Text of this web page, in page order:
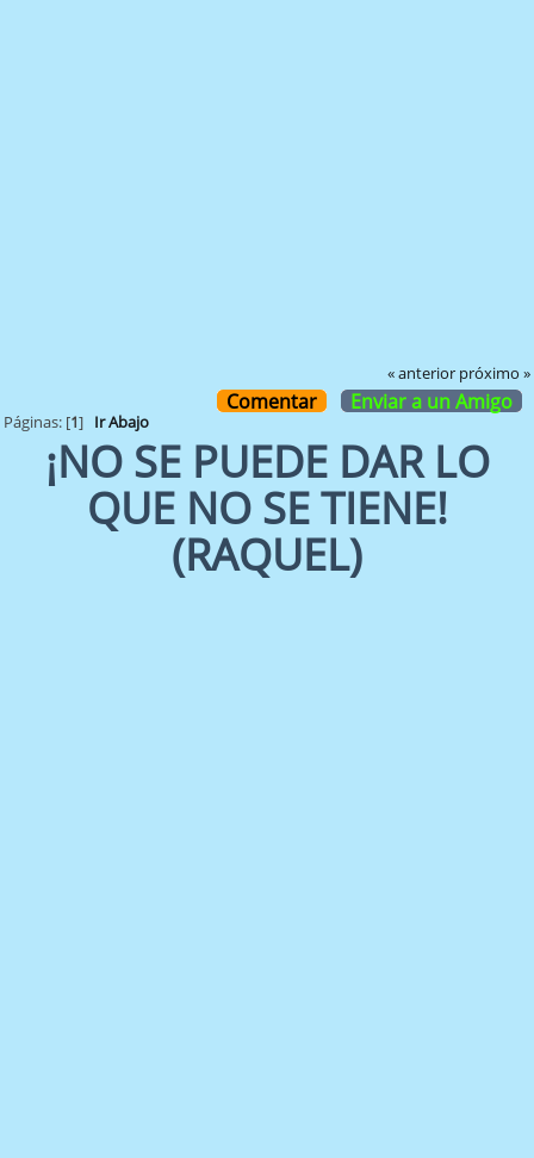
« anterior próximo »
Comentar Enviar a un Amigo
Páginas: [1] Ir Abajo
¡NO SE PUEDE DAR LO
QUE NO SE TIENE!
(RAQUEL)